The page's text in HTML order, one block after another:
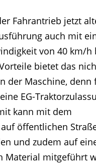
Fahrantrieb jetzt
auch mit
von 40 km/h
bietet das
der Maschine, denn
EG-
kann mit dem
öffentlichen
und zudem auf
Material mitgeführt